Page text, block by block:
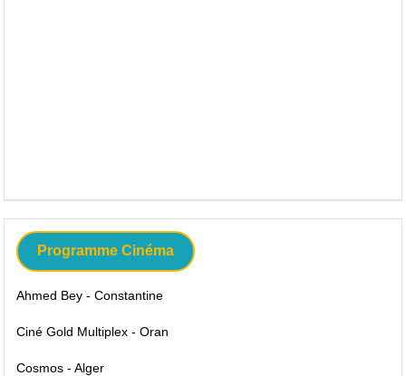
Programme Cinéma
Ahmed Bey - Constantine
Ciné Gold Multiplex - Oran
Cosmos - Alger